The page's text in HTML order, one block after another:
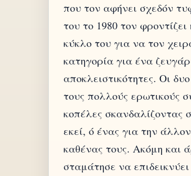
που τον αφήνει σχεδόν
του το 1980 τον
κύκλο του για να τον
κατηγορία για ένα
αποκλειστικότητες. Οι
τους πολλούς ερωτικούς
κοπέλες σκανδαλίζοντας
εκεί, ό ένας για την
καθένας τους. Ακόμη και
σταμάτησε να